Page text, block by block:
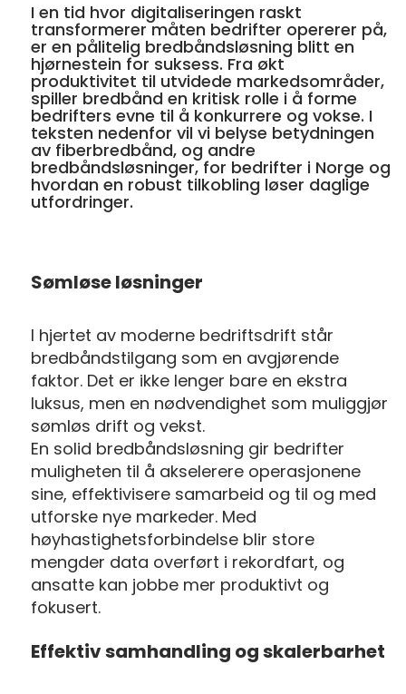
I en tid hvor digitaliseringen raskt
transformerer måten bedrifter opererer på,
er en pålitelig bredbåndsløsning blitt en
hjørnestein for suksess. Fra økt
produktivitet til utvidede markedsområder,
spiller bredbånd en kritisk rolle i å forme
bedrifters evne til å konkurrere og vokse. I
teksten nedenfor vil vi belyse betydningen
av fiberbredbånd, og andre
bredbåndsløsninger, for bedrifter i Norge og
hvordan en robust tilkobling løser daglige
utfordringer.
Sømløse løsninger
I hjertet av moderne bedriftsdrift står
bredbåndstilgang som en avgjørende
faktor. Det er ikke lenger bare en ekstra
luksus, men en nødvendighet som muliggjør
sømløs drift og vekst.
En solid bredbåndsløsning gir bedrifter
muligheten til å akselerere operasjonene
sine, effektivisere samarbeid og til og med
utforske nye markeder. Med
høyhastighetsforbindelse blir store
mengder data overført i rekordfart, og
ansatte kan jobbe mer produktivt og
fokusert.
Effektiv samhandling og skalerbarhet